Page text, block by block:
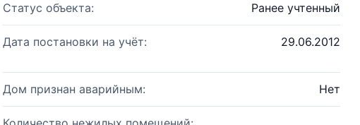
Статус объекта: Ранее учтенный
Дата постановки на учёт: 29.06.2012
Дом признан аварийным: Нет